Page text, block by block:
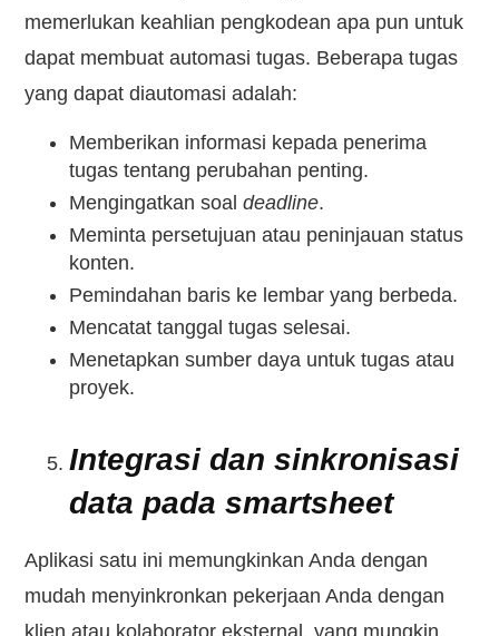
memerlukan keahlian pengkodean apa pun untuk
dapat membuat automasi tugas. Beberapa tugas
yang dapat diautomasi adalah:
Memberikan informasi kepada penerima
tugas tentang perubahan penting.
Mengingatkan soaldeadline.
Meminta persetujuan atau peninjauan status
konten.
Pemindahan baris ke lembar yang berbeda.
Mencatat tanggal tugas selesai.
Menetapkan sumber daya untuk tugas atau
proyek.
Integrasi dan sinkronisasi
data pada smartsheet
Aplikasi satu ini memungkinkan Anda dengan
mudah menyinkronkan pekerjaan Anda dengan